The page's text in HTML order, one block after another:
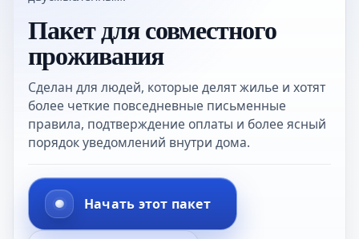
Пакет для совместного
проживания
Сделан для людей, которые делят жилье и хотят
более четкие повседневные письменные
правила, подтверждение оплаты и более ясный
порядок уведомлений внутри дома.
Начать этот пакет